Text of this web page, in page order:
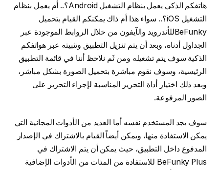
هاتفكم الذكي يعمل بنظام التشغيل Android؟.. أم يعمل بنظام
التشغيل iOS؟.. سواء هذا أم ذاك يمكنكم القيام بتحميل
BeFunkyللأندرويد والآيفون من خلال الروابط الموجودة عبر
الجداول أدناه، وبعد أن يتم تنزيل التطبيق وتثبيته عبر هواتفكم
الذكية سوف يتم تشغيله ومن ثَم نلاحظ أننا في قائمة التطبيق
الرئيسية، وسوف نقوم مباشرة بتحميل الصورة بشكل مباشر،
وبعد ذلك اختيار أداة التحرير المناسبة لإجراء التحرير على
الصور المرفوعة.
سوف يجد المستخدم نفسه أما العديد من الأدوات المجانية التي
يمكن الاستفادة منها، ويمكن أيضاً القيام بالاشتراك في الإصدار
المدفوع داخل التطبيق، حيث يمكن أن يتم الاشتراك في
BeFunky Plus للاستفادة من المئات من الأدوات الإضافية